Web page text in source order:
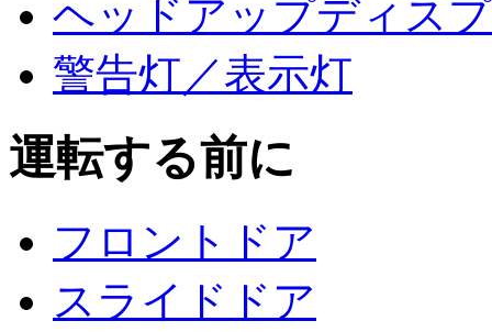
ヘッドアップディス
警告灯／表示灯
運転する前に
フロントドア
スライドドア